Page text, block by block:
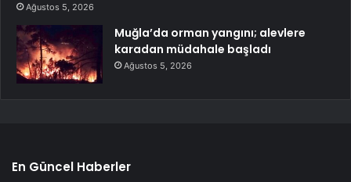
Ağustos 5, 2026
Muğla’da orman yangını; alevlere
karadan müdahale başladı
Ağustos 5, 2026
En Güncel Haberler